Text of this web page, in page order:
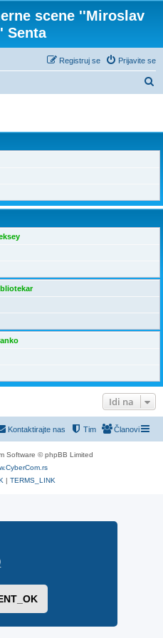
scene ''Miroslav
Senta
Prijavite se
Registruj se
t
r
a
Idi na
Članovi
Tim
Kontaktirajte nas
Software © phpBB Limited
| TERMS_LINK